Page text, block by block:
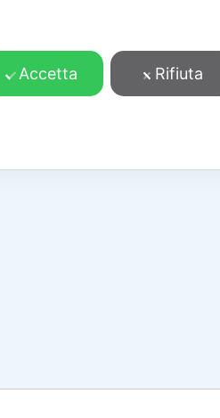
Cosa facciamo Contatti
Accetta Rifiuta